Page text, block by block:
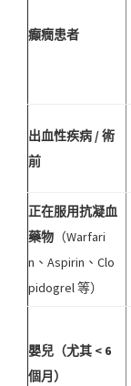
癲癇患者
出血性疾病 / 術
前
正在服用抗凝血
藥物 （Warfari
n、Aspirin、Clo
pidogrel 等）
嬰兒（尤其 < 6
個月）